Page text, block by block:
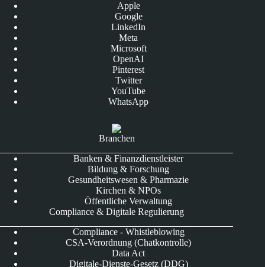
Apple
Google
LinkedIn
Meta
Microsoft
OpenAI
Pinterest
Twitter
YouTube
WhatsApp
Branchen
Banken & Finanzdienstleister
Bildung & Forschung
Gesundheitswesen & Pharmazie
Kirchen & NPOs
Öffentliche Verwaltung
Compliance & Digitale Regulierung
Compliance - Whistleblowing
CSA-Verordnung (Chatkontrolle)
Data Act
Digitale-Dienste-Gesetz (DDG)